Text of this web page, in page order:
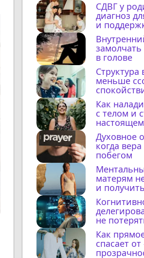
СДВГ у
диагноз
и
замолчать
в голове
Структура
меньше
Как
с телом и
Духовное
когда
побегом
матерям
и
не
с ИИ
Как
спасает